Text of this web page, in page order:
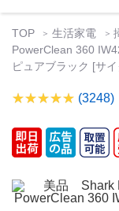
TOP 生活家電
PowerClean 360
ピュアブラック [サ
(3248)